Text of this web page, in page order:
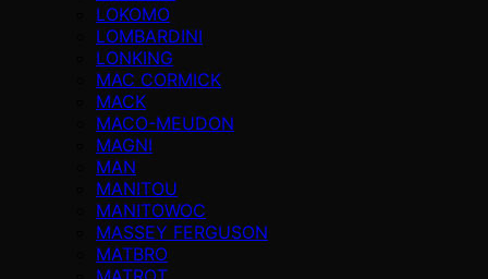
LOKOMO
LOMBARDINI
LONKING
MAC CORMICK
MACK
MACO-MEUDON
MAGNI
MAN
MANITOU
MANITOWOC
MASSEY FERGUSON
MATBRO